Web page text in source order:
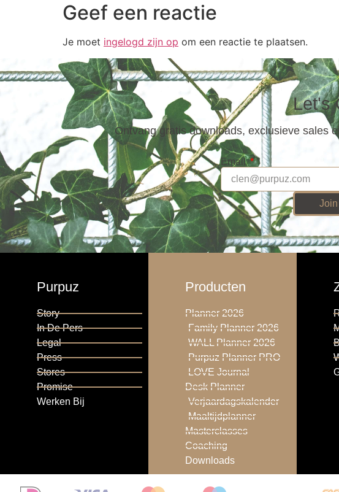
Geef een reactie
Je moet ingelogd zijn op om een reactie te plaatsen.
Let's
Ontvang gratis downloads, exclusieve sales
Email
Purpuz
Story
In De Pers
Legal
Press
Stores
Promise
Werken Bij
Producten
Planner 2026
Family Planner 2026
WALL Planner 2026
Purpuz Planner PRO
LOVE Journal
Desk Planner
Verjaardagskalender
Maaltijdplanner
Masterclasses
Coaching
Downloads